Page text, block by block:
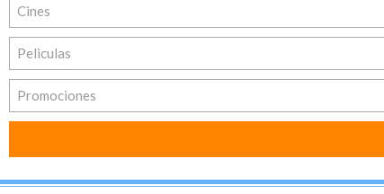
Cines
Peliculas
Promociones